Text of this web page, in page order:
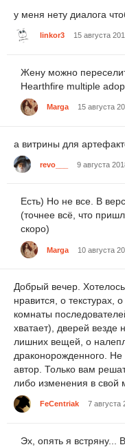
у меня нету диалога
linkor3 15 августа
Жену можно
Hearthfire multiple
Marga 15 августа
а витрины для
revo___ 9 августа
Есть) Но не все. В
(точнее всё, что
скоро)
Marga 10 августа
Добрый вечер.
нравится, о текстурах,
комнаты
хватает), дверей везде
лишних вещей, о
драконорожденного.
автор. Только вам
либо изменения в свой
FeCentriak 7 августа
Эх, опять я встряну...